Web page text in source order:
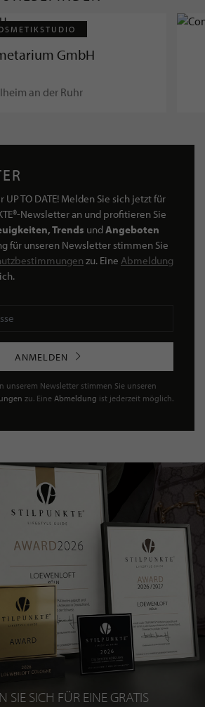
GmbH
an der Ruhr
TO DATE! Melden Sie sich jetzt für
Newsletter an und profitieren Sie
Trends undAngeboten
für unseren Newsletter stimmen Sie
zu. Eine Abmeldung
ANMELDEN
unserem Newsletter stimmen Sie unseren
zu. Eine Abmeldung ist jederzeit möglich.
SIE SICH FÜR EINE GRATIS